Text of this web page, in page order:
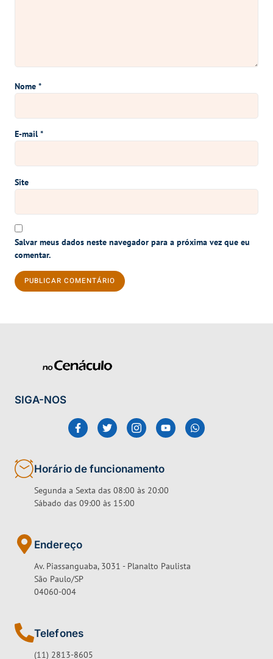
Nome *
E-mail *
Site
Salvar meus dados neste navegador para a próxima vez que eu
comentar.
SIGA-NOS
Horário de funcionamento
Segunda a Sexta das 08:00 às 20:00
Sábado das 09:00 às 15:00
Endereço
Av. Piassanguaba, 3031 - Planalto Paulista
São Paulo/SP
04060-004
Telefones
(11) 2813-8605